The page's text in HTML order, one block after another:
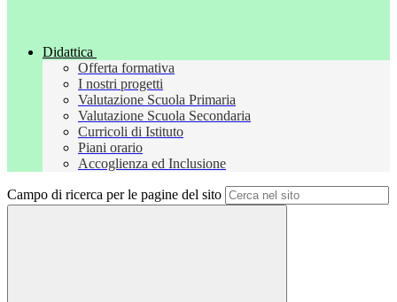
Didattica
Offerta formativa
I nostri progetti
Valutazione Scuola Primaria
Valutazione Scuola Secondaria
Curricoli di Istituto
Piani orario
Accoglienza ed Inclusione
Campo di ricerca per le pagine del sito